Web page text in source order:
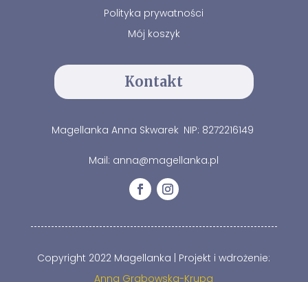
Polityka prywatności
Mój koszyk
Kontakt
Magellanka Anna Skwarek NIP: 8272216149
Mail: anna@magellanka.pl
Copyright 2022 Magellanka | Projekt i wdrożenie:
Anna Grabowska-Krupa